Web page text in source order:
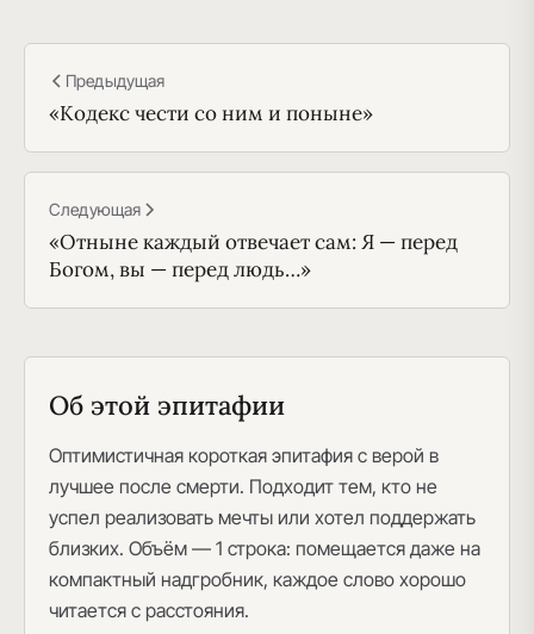
Предыдущая
«Кодекс чести со ним и поныне»
Следующая
«Отныне каждый отвечает сам: Я — перед
Богом, вы — перед людь…»
Об этой эпитафии
Оптимистичная короткая эпитафия с верой в
лучшее после смерти. Подходит тем, кто не
успел реализовать мечты или хотел поддержать
близких. Объём — 1 строка: помещается даже на
компактный надгробник, каждое слово хорошо
читается с расстояния.